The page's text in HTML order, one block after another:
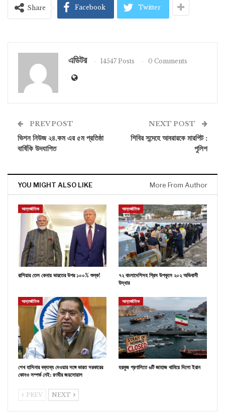
Share Facebook Twitter
এডিটর 14547 Posts 0 Comments
PREV POST
ভিশন নিউজ ২৪.কম এর ৫ম প্রতিষ্ঠা
বার্ষিকি উদযাপিত
NEXT POST
শিবির সন্দেহে আবরারকে মারপিট :
পুলিশ
YOU MIGHT ALSO LIKE More From Author
আন্তর্জাতিক
রাশিয়ার তেল কেনায় ভারতের উপর ১০০% শুল্ক!
আন্তর্জাতিক
৭২ বাংলাদেশিসহ গ্রিস উপকূলে ২০২ অভিবাসী
উদ্ধার
আন্তর্জাতিক
শেখ হাসিনার বক্তব্য দেওয়ার সঙ্গে ভারত সরকারের
কোনও সম্পর্ক নেই: রণধীর জয়সোয়াল
আন্তর্জাতিক
হরমুজ প্রণালিতে ৬টি জাহাজ থামিয়ে দিলো ইরান
PREV NEXT